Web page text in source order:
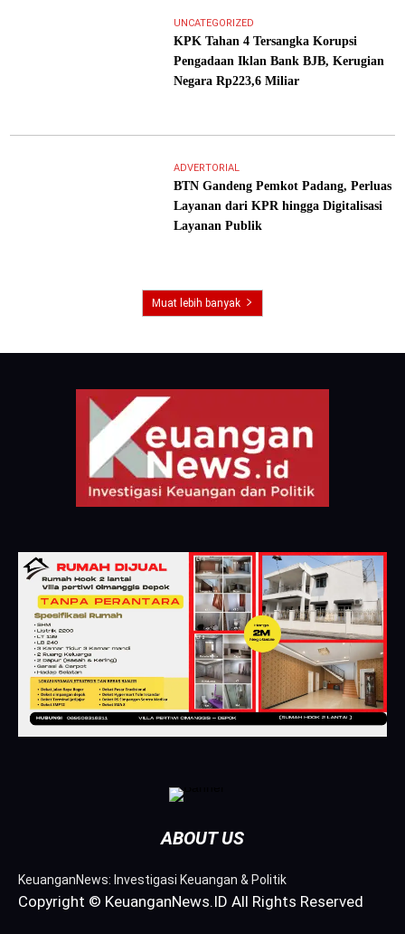
UNCATEGORIZED
KPK Tahan 4 Tersangka Korupsi
Pengadaan Iklan Bank BJB, Kerugian
Negara Rp223,6 Miliar
ADVERTORIAL
BTN Gandeng Pemkot Padang, Perluas
Layanan dari KPR hingga Digitalisasi
Layanan Publik
Muat lebih banyak
ABOUT US
KeuanganNews: Investigasi Keuangan & Politik
Copyright © KeuanganNews.ID All Rights Reserved